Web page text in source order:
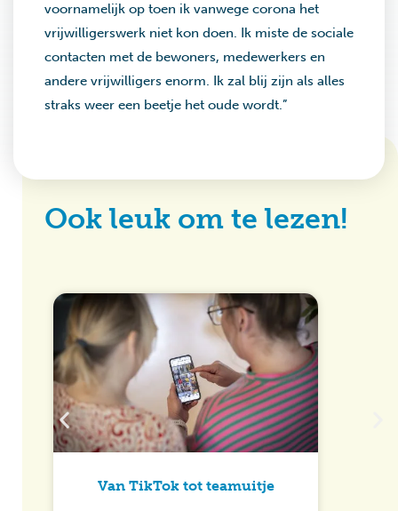
voornamelijk op toen ik vanwege corona het
vrijwilligerswerk niet kon doen. Ik miste de sociale
contacten met de bewoners, medewerkers en
andere vrijwilligers enorm. Ik zal blij zijn als alles
straks weer een beetje het oude wordt.”
Ook leuk om te lezen!
Van TikTok tot teamuitje